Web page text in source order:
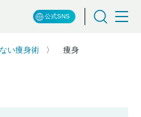
公式SNS
い痩身術 痩身